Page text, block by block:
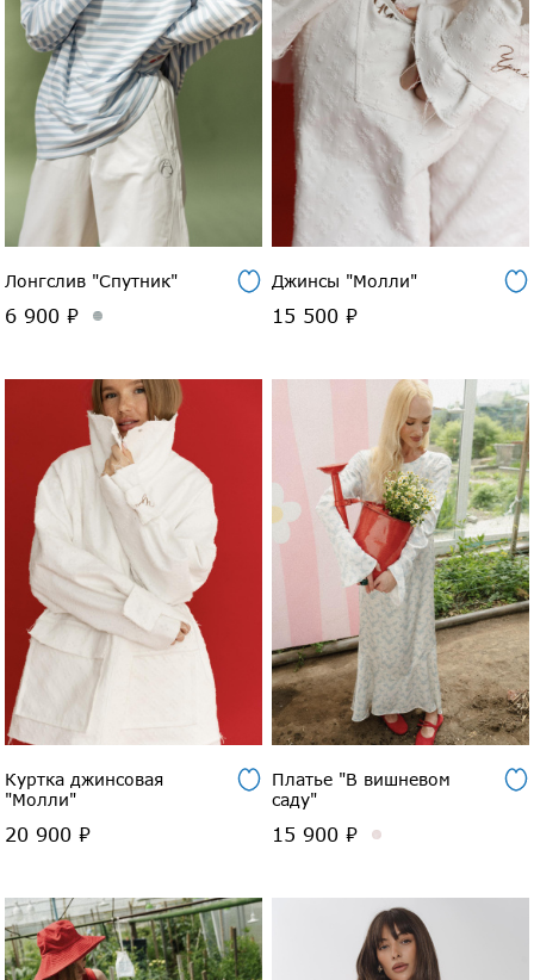
Лонгслив "Спутник"
6 900 ₽
Джинсы "Молли"
15 500 ₽
Куртка джинсовая
"Молли"
20 900 ₽
Платье "В вишневом
саду"
15 900 ₽